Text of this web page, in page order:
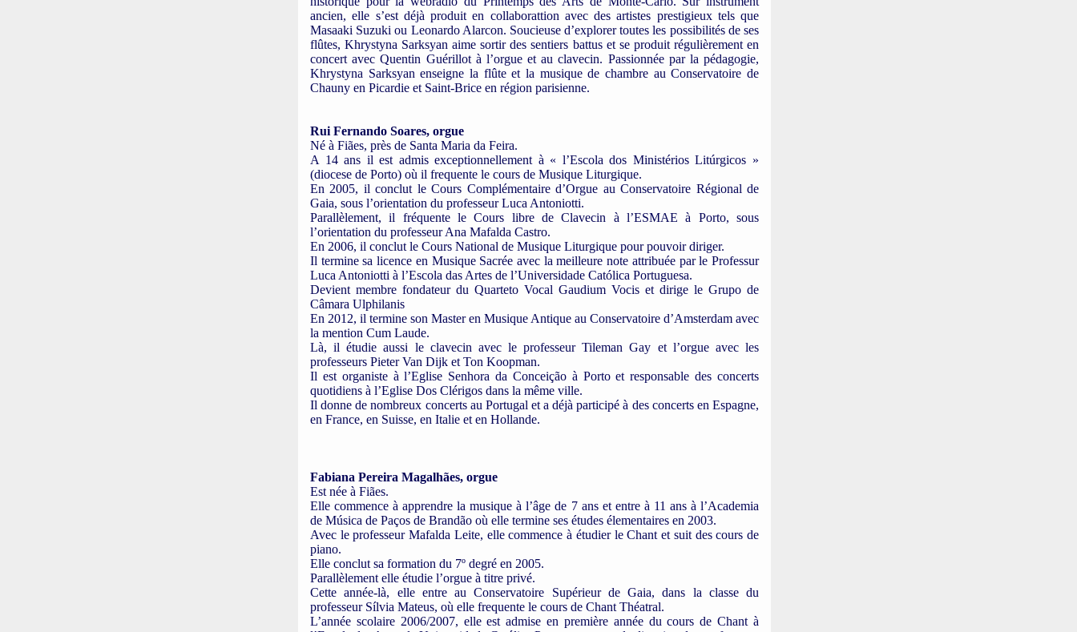
ancien, elle s’est déjà produit en collaborattion avec des artistes prestigieux tels que
Masaaki Suzuki ou Leonardo Alarcon. Soucieuse d’explorer toutes les possibilités de ses
flûtes, Khrystyna Sarksyan aime sortir des sentiers battus et se produit régulièrement en
concert avec Quentin Guérillot à l’orgue et au clavecin. Passionnée par la pédagogie,
Khrystyna Sarksyan enseigne la flûte et la musique de chambre au Conservatoire de
Chauny en Picardie et Saint-Brice en région parisienne.
Rui Fernando Soares, orgue
Né à Fiães, près de Santa Maria da Feira.
A 14 ans il est admis exceptionnellement à « l’Escola dos Ministérios Litúrgicos »
(diocese de Porto) où il frequente le cours de Musique Liturgique.
En 2005, il conclut le Cours Complémentaire d’Orgue au Conservatoire Régional de
Gaia, sous l’orientation du professeur Luca Antoniotti.
Parallèlement, il fréquente le Cours libre de Clavecin à l’ESMAE à Porto, sous
l’orientation du professeur Ana Mafalda Castro.
En 2006, il conclut le Cours National de Musique Liturgique pour pouvoir diriger.
Il termine sa licence en Musique Sacrée avec la meilleure note attribuée par le Professur
Luca Antoniotti à l’Escola das Artes de l’Universidade Católica Portuguesa.
Devient membre fondateur du Quarteto Vocal Gaudium Vocis et dirige le Grupo de
Câmara Ulphilanis
En 2012, il termine son Master en Musique Antique au Conservatoire d’Amsterdam avec
la mention Cum Laude.
Là, il étudie aussi le clavecin avec le professeur Tileman Gay et l’orgue avec les
professeurs Pieter Van Dijk et Ton Koopman.
Il est organiste à l’Eglise Senhora da Conceição à Porto et responsable des concerts
quotidiens à l’Eglise Dos Clérigos dans la même ville.
Il donne de nombreux concerts au Portugal et a déjà participé à des concerts en Espagne,
en France, en Suisse, en Italie et en Hollande.
Fabiana Pereira Magalhães, orgue
Est née à Fiães.
Elle commence à apprendre la musique à l’âge de 7 ans et entre à 11 ans à l’Academia
de Música de Paços de Brandão où elle termine ses études élementaires en 2003.
Avec le professeur Mafalda Leite, elle commence à étudier le Chant et suit des cours de
piano.
Elle conclut sa formation du 7º degré en 2005.
Parallèlement elle étudie l’orgue à titre privé.
Cette année-là, elle entre au Conservatoire Supérieur de Gaia, dans la classe du
professeur Sílvia Mateus, où elle frequente le cours de Chant Théatral.
L’année scolaire 2006/2007, elle est admise en première année du cours de Chant à